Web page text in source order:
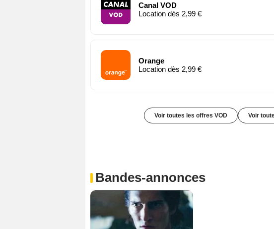
Canal VOD
Location dès 2,99 €
Orange
Location dès 2,99 €
Voir toutes les offres VOD Voir
Bandes-annonces